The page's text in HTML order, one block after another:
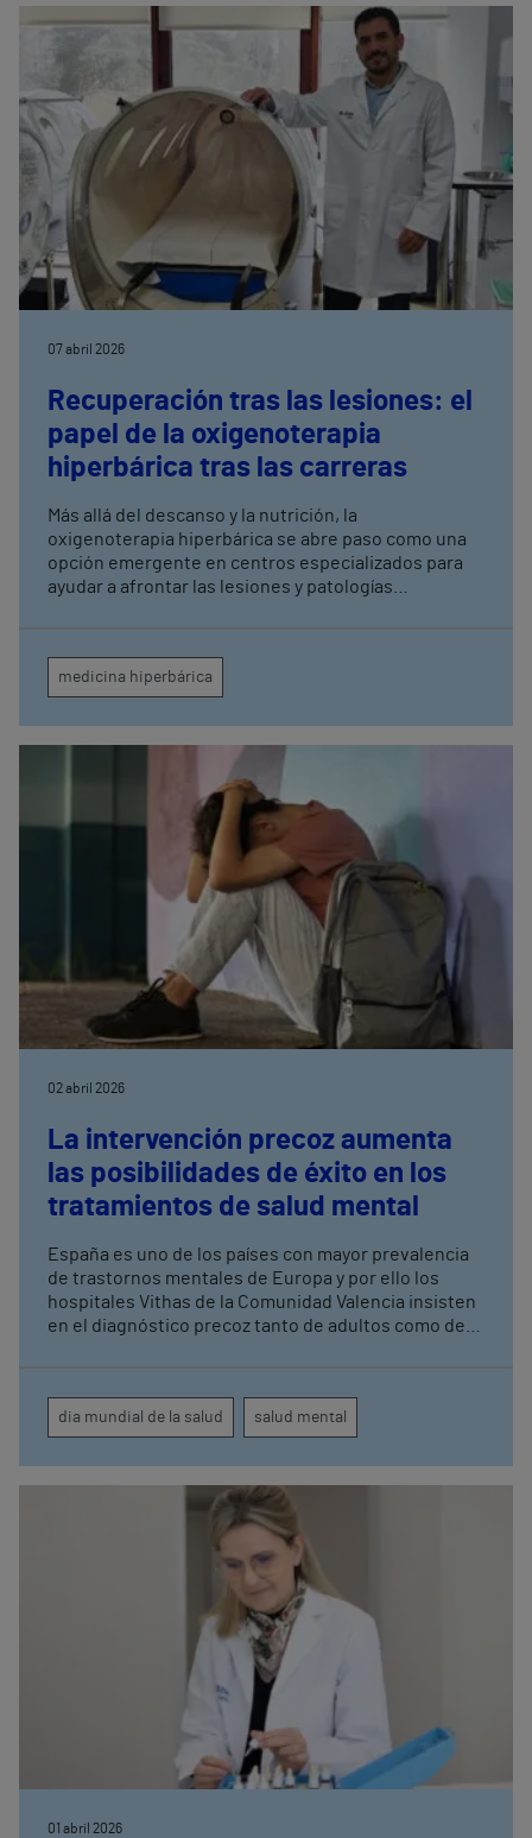
07 abril 2026
Recuperación tras las lesiones: el
papel de la oxigenoterapia
hiperbárica tras las carreras
Más allá del descanso y la nutrición, la
oxigenoterapia hiperbárica se abre paso como una
opción emergente en centros especializados para
ayudar a afrontar las lesiones y patologías
Arturo Soria combina tecnología, evidencia científica
y seguimiento médico para ayudar a los deportistas
medicina hiperbárica
02 abril 2026
La intervención precoz aumenta
las posibilidades de éxito en los
tratamientos de salud mental
España es uno de los países con mayor prevalencia
de trastornos mentales de Europa y por ello los
hospitales Vithas de la Comunidad Valencia insisten
en el diagnóstico precoz tanto de adultos como de
se identifican como las mayores preocupaciones
que hoy día tienen los pacientes
dia mundial de la salud salud mental
01 abril 2026